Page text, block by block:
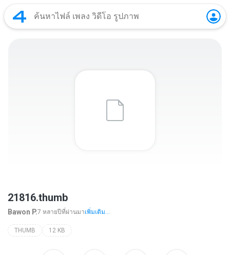
21816.thumb
Bawon P.7 หลายปีที่ผ่านมาเพิ่มเติม...
THUMB 12 KB